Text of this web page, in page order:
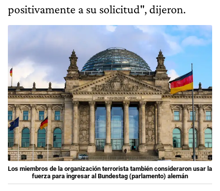
positivamente a su solicitud", dijeron.
Los miembros de la organización terrorista también consideraron usar la
fuerza para ingresar al Bundestag (parlamento) alemán